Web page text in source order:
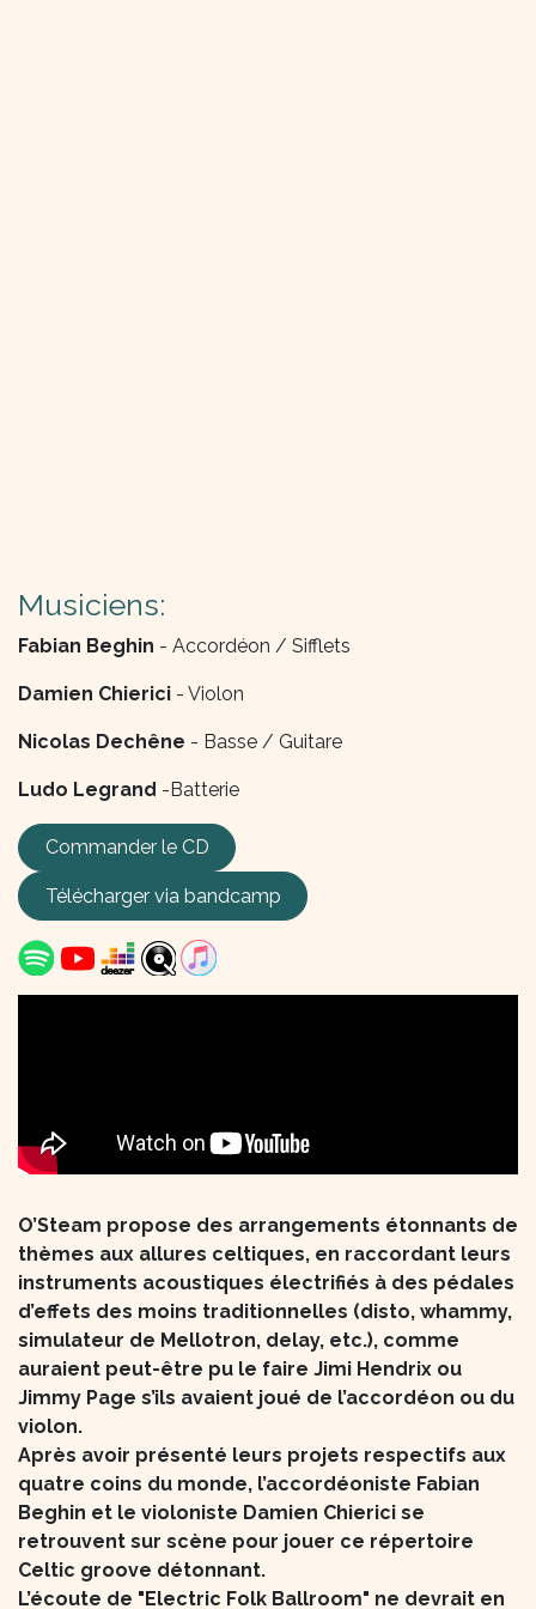
Musiciens:
Fabian Beghin - Accordéon / Sifflets
Damien Chierici - Violon
Nicolas Dechêne - Basse / Guitare
Ludo Legrand -Batterie
Commander le CD
Télécharger via bandcamp
O’Steam propose des arrangements étonnants de
thèmes aux allures celtiques, en raccordant leurs
instruments acoustiques électrifiés à des pédales
d’effets des moins traditionnelles (disto, whammy,
simulateur de Mellotron, delay, etc.), comme
auraient peut-être pu le faire Jimi Hendrix ou
Jimmy Page s’ils avaient joué de l’accordéon ou du
violon.
Après avoir présenté leurs projets respectifs aux
quatre coins du monde, l’accordéoniste Fabian
Beghin et le violoniste Damien Chierici se
retrouvent sur scène pour jouer ce répertoire
Celtic groove détonnant.
L’écoute de "Electric Folk Ballroom" ne devrait en